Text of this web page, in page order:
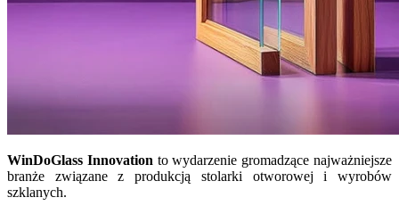
WinDoGlass Innovation to wydarzenie gromadzące najważniejsze
branże związane z produkcją stolarki otworowej i wyrobów
szklanych.